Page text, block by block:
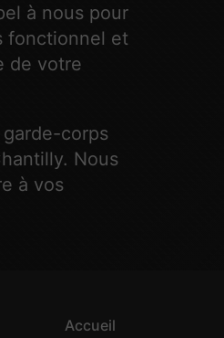
à nous pour
fonctionnel et
de votre
corps
Nous
à vos
Accueil